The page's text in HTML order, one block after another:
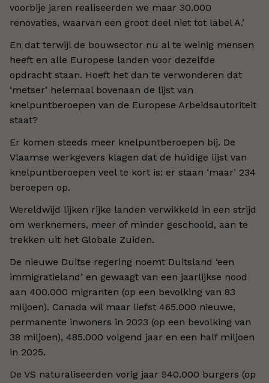
voorbije jaren realiseerden we maar 30.000
renovaties, waarvan een groot deel niet tot label A.’
En dat terwijl de bouwsector nu al te weinig mensen
heeft en alle Europese landen voor dezelfde
opdracht staan. Hoeft het dan te verwonderen dat
‘metser’ helemaal bovenaan de lijst van
knelpuntberoepen van de Europese Arbeidsautoriteit
staat?
Er komen steeds meer knelpuntberoepen bij. De
Vlaamse werkgevers klagen dat de huidige lijst van
knelpuntberoepen veel te kort is: er staan ‘maar’ 234
beroepen op.
Wereldwijd lijken rijke landen verwikkeld in een strijd
om werknemers, meer of minder geschoold, aan te
trekken uit het Globale Zuiden.
De nieuwe Duitse regering noemt Duitsland ‘een
immigratieland’ en gewaagt van een jaarlijkse nood
aan 400.000 migranten (op een bevolking van 83
miljoen). Canada wil maar liefst 465.000 nieuwe,
permanente inwoners in 2023 (op een bevolking van
38 miljoen), 485.000 volgend jaar en een half miljoen
in 2025.
De VS naturaliseerden vorig jaar 940.000 burgers (op